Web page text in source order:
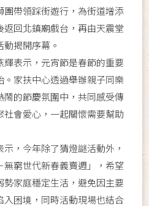
團帶領踩街遊行，為街道增添
回北鎮廟戲台，再由天震堂
揭開序幕。
表示，元宵節是春節的重要
家扶中心透過舉辦親子同樂
鬧的節慶氛圍中，共同感受傳
會愛心，一起關懷需要幫助
，今年除了猜燈謎活動外，
無窮世代新春義賣週」，希望
家庭穩定生活，避免因主要
入困境，同時活動現場也結合